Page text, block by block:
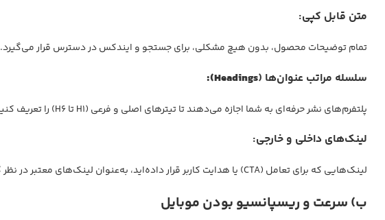
متن قابل کپی:
تمام توضیحات محصول، بدون هیچ مشکلی، برای جستجو و ایندکس در دسترس قرار می‌گیرد.
سلسله مراتب عنوان‌ها (Headings):
پلتفرم‌های نشر حرفه‌ای به شما اجازه می‌دهند تا تیترهای اصلی و فرعی (H1 تا H6) را تعریف کنید، که این مهم‌ترین فاکتور سئوی داخلی (On-Page SEO) برای سازماندهی محتواست.
لینک‌های داخلی و خارجی:
لینک‌هایی که برای تعامل (CTA) یا هدایت کاربر قرار داده‌اید، به‌عنوان لینک‌های معتبر در نظر گرفته می‌شوند و اعتبار سئو را در سراسر کاتالوگ شما توزیع می‌کنند.
ب) سرعت و ریسپانسیو بودن موبایل